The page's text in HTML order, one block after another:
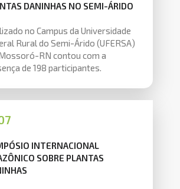
DANINHAS NO SEMI-ÁRIDO
no Campus da Universidade
Rural do Semi-Árido (UFERSA)
RN contou com a
de 198 participantes.
INTERNACIONAL
SOBRE PLANTAS